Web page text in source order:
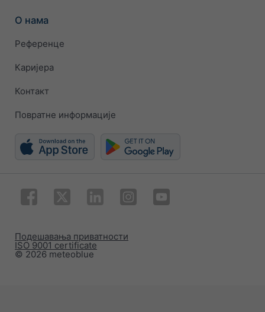
О нама
Референце
Каријера
Контакт
Повратне информације
© 2026 meteoblue
ISO 9001 certificate
Подешавања приватности